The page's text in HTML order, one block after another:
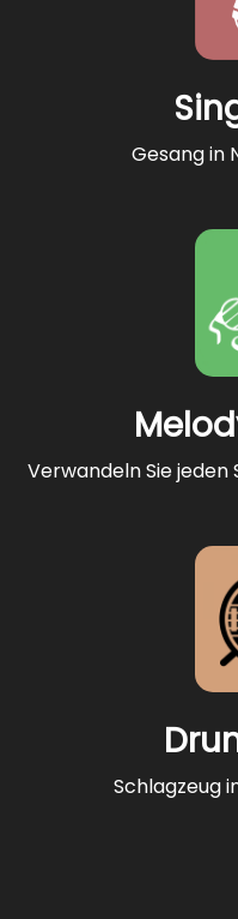
Gesang in
Verwandeln Sie
Schlagzeug